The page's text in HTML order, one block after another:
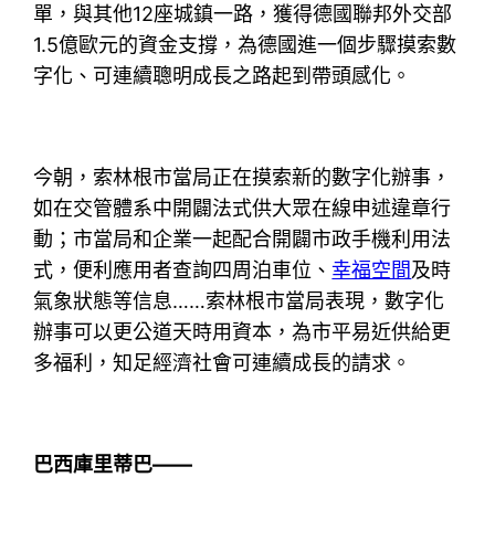
單，與其他12座城鎮一路，獲得德國聯邦外交部
1.5億歐元的資金支撐，為德國進一個步驟摸索數
字化、可連續聰明成長之路起到帶頭感化。
今朝，索林根市當局正在摸索新的數字化辦事，
如在交管體系中開闢法式供大眾在線申述違章行
動；市當局和企業一起配合開闢市政手機利用法
式，便利應用者查詢四周泊車位、幸福空間及時
氣象狀態等信息……索林根市當局表現，數字化
辦事可以更公道天時用資本，為市平易近供給更
多福利，知足經濟社會可連續成長的請求。
巴西庫里蒂巴——